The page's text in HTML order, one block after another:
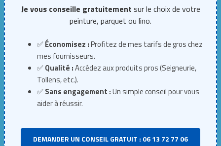
Je vous conseille gratuitement sur le choix de votre
peinture, parquet ou lino.
✅Économisez :Profitez de mes tarifs de gros chez
mes fournisseurs.
✅Qualité :Accédez aux produits pros (Seigneurie,
Tollens, etc.).
✅Sans engagement :Un simple conseil pour vous
aider à réussir.
DEMANDER UN CONSEIL GRATUIT : 06 13 72 77 06